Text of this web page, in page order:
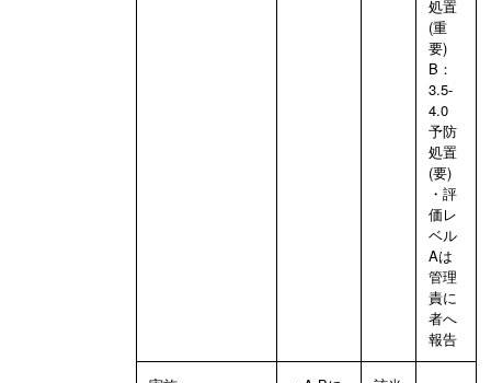
処置
(重
要)
B：
3.5-
4.0
予防
処置
(要)
・評
価レ
ベル
Aは
管理
責に
者へ
報告